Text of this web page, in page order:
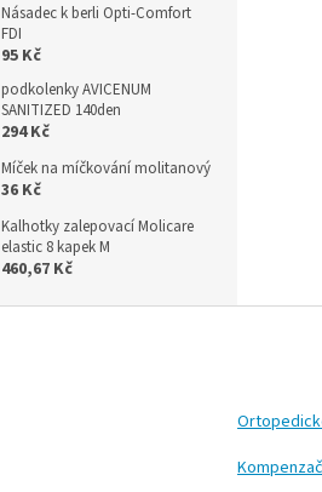
Násadec k berli Opti-Comfort
FDI
95 Kč
podkolenky AVICENUM
SANITIZED 140den
294 Kč
Míček na míčkování molitanový
36 Kč
Kalhotky zalepovací Molicare
elastic 8 kapek M
460,67 Kč